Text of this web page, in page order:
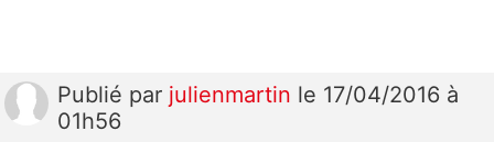
Publié par julienmartin le 17/04/2016 à
01h56